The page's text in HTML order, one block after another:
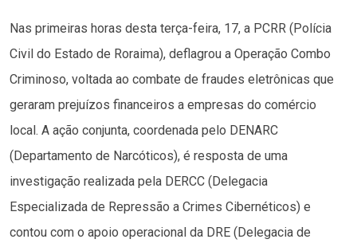
Nas primeiras horas desta terça-feira, 17, a PCRR (Polícia
Civil do Estado de Roraima), deflagrou a Operação Combo
Criminoso, voltada ao combate de fraudes eletrônicas que
geraram prejuízos financeiros a empresas do comércio
local. A ação conjunta, coordenada pelo DENARC
(Departamento de Narcóticos), é resposta de uma
investigação realizada pela DERCC (Delegacia
Especializada de Repressão a Crimes Cibernéticos) e
contou com o apoio operacional da DRE (Delegacia de